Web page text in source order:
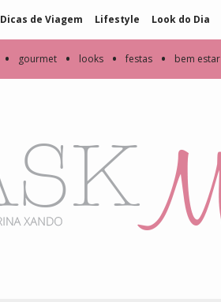
Dicas de Viagem Lifestyle Look do Dia
• gourmet • looks • festas • bem estar